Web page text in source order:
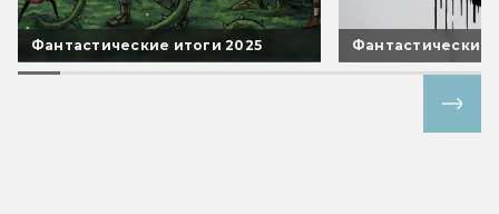
Фантастические итоги 2025 Фантастические